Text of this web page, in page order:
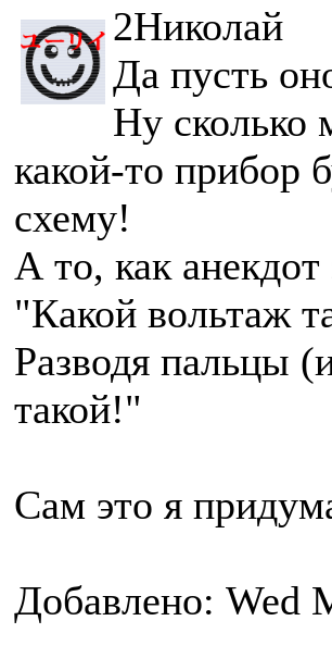
2Николай
Да пусть
Ну сколько
какой-то прибор
схему!
А то, как
"Какой вольтаж
Разводя пальцы
такой!"
Сам это я
Добавлено: Wed